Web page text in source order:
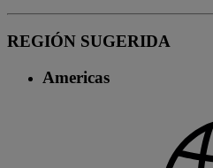
REGIÓN SUGERIDA
Americas